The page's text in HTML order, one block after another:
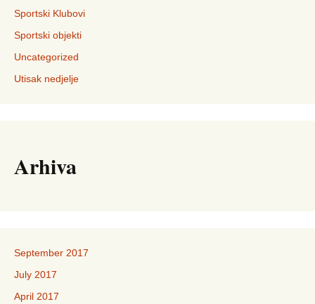
Sportski Klubovi
Sportski objekti
Uncategorized
Utisak nedjelje
Arhiva
September 2017
July 2017
April 2017